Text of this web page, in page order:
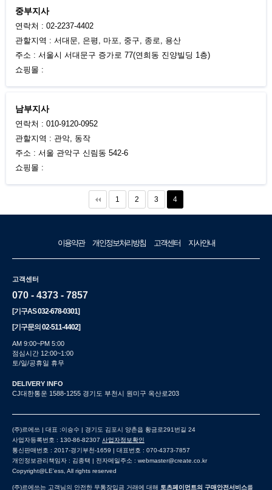
중부지사
연락처 : 02-2237-4402
관할지역 : 서대문, 은평, 마포, 중구, 종로, 용산
주소 : 서울시 서대문구 증가로 77(연희동 진양빌딩 1층)
쇼핑몰 :
남부지사
연락처 : 010-9120-0952
관할지역 : 관악, 동작
주소 : 서울 관악구 신림동 542-6
쇼핑몰 :
1 2 3 4
이용약관 개인정보처리방침 고객센터 지사안내
고객센터
070 - 4373 - 7857
[기구AS032-678-0301]
[기구문의02-511-4402]
AM 9:00~PM 5:00
점심시간 12:00~1:00
토/일/공휴일 휴무
DELIVERY INFO
CJ대한통운 1588-1255 경기도 부천시 원미구 옥산로203
(주)르에쓰 | 대표 :이승수 | 경기도 김포시 양촌읍 황금로291번길 24
사업자등록번호 : 130-86-82307 사업자정보확인
통신판매번호 : 2017-경기부천-1659 | 대표번호 : 070-4373-7857
개인정보관리책임자 : 김종택 | 전자메일주소 : webmaster@create.co.kr
Copyright@LE'ess, All rights reserved
(주)르에쓰는 고객님의 안전한 무통장입금 거래에 대해 토츠페이먼트의 구매안전서비스를